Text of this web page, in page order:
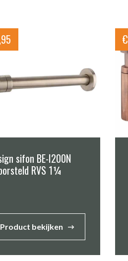
sifon BE-I200N
RVS 1¼
Product bekijken
€